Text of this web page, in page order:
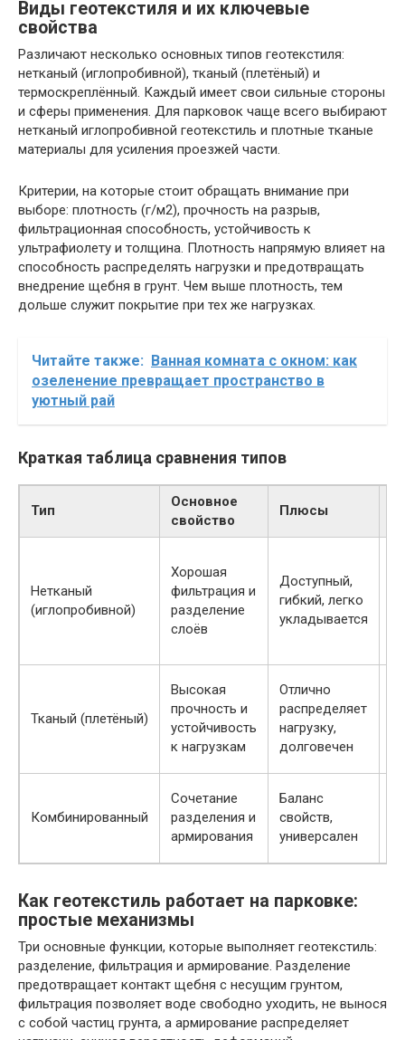
Виды геотекстиля и их ключевые
свойства
Различают несколько основных типов геотекстиля:
нетканый (иглопробивной), тканый (плетёный) и
термоскреплённый. Каждый имеет свои сильные стороны
и сферы применения. Для парковок чаще всего выбирают
нетканый иглопробивной геотекстиль и плотные тканые
материалы для усиления проезжей части.
Критерии, на которые стоит обращать внимание при
выборе: плотность (г/м2), прочность на разрыв,
фильтрационная способность, устойчивость к
ультрафиолету и толщина. Плотность напрямую влияет на
способность распределять нагрузки и предотвращать
внедрение щебня в грунт. Чем выше плотность, тем
дольше служит покрытие при тех же нагрузках.
Читайте также:
Ванная комната с окном: как
озеленение превращает пространство в
уютный рай
Краткая таблица сравнения типов
Тип
Основное
свойство
Плюсы
Нетканый
(иглопробивной)
Хорошая
фильтрация и
разделение
слоёв
Доступный,
гибкий, легко
укладывается
Тканый (плетёный)
Высокая
прочность и
устойчивость
к нагрузкам
Отлично
распределяет
нагрузку,
долговечен
Комбинированный
Сочетание
разделения и
армирования
Баланс
свойств,
универсален
Как геотекстиль работает на парковке:
простые механизмы
Три основные функции, которые выполняет геотекстиль:
разделение, фильтрация и армирование. Разделение
предотвращает контакт щебня с несущим грунтом,
фильтрация позволяет воде свободно уходить, не вынося
с собой частиц грунта, а армирование распределяет